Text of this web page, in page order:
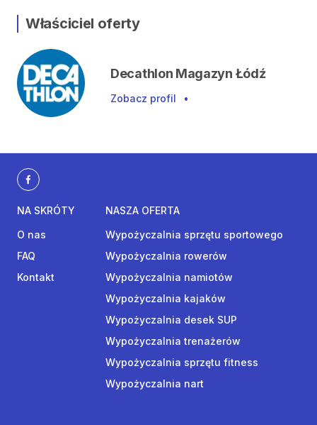
Właściciel oferty
Decathlon Magazyn Łódź
Zobacz profil •
NA SKRÓTY
O nas
FAQ
Kontakt
NASZA OFERTA
Wypożyczalnia sprzętu sportowego
Wypożyczalnia rowerów
Wypożyczalnia namiotów
Wypożyczalnia kajaków
Wypożyczalnia desek SUP
Wypożyczalnia trenażerów
Wypożyczalnia sprzętu fitness
Wypożyczalnia nart